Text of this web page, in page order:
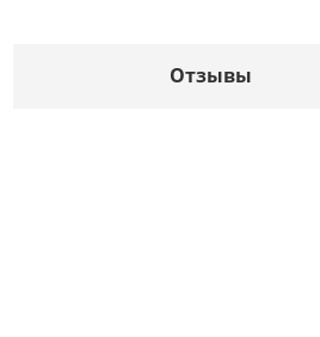
Отзывы